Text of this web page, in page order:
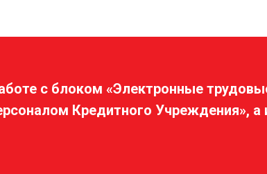
с блоком «Электронные
Кредитного Учреждения»,